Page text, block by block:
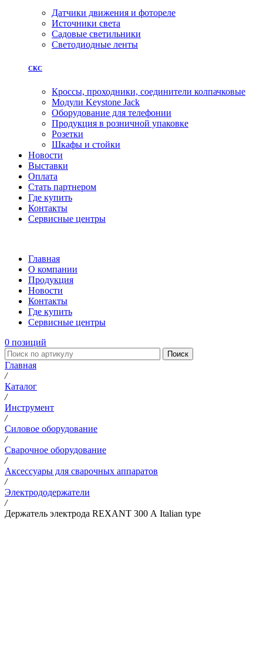
Датчики движения и фотореле
Источники света
Садовые светильники
Светодиодные ленты
СКС
Кроссы, проходники, соединители колпачковые
Модули Keystone Jack
Оборудование для телефонии
Продукция в розничной упаковке
Розетки
Шкафы и стойки
Новости
Выставки
Оплата
Стать партнером
Где купить
Контакты
Сервисные центры
Главная
О компании
Продукция
Новости
Контакты
Где купить
Сервисные центры
0 позиций
Поиск
Главная
/
Каталог
/
Инструмент
/
Силовое оборудование
/
Сварочное оборудование
/
Аксессуары для сварочных аппаратов
/
Электрододержатели
/
Держатель электрода REXANT 300 А Italian type